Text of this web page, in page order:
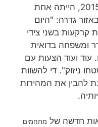
כשנכתב המאמר לראשונה, ב- 2015, הייתה אחת
גדרה: "היום
קרקעות בשני צידי
וגדר ומשפחה בדואית
עוד ועוד הצעות עם
ניזוק". די להשוות
על מנת להבין את המהירות
חדשה של מתחמים